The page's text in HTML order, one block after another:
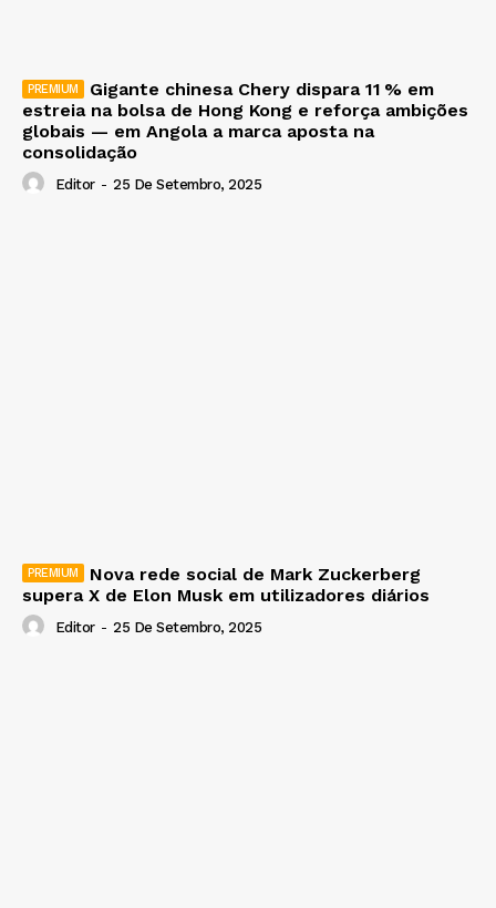
Gigante chinesa Chery dispara 11 % em
estreia na bolsa de Hong Kong e reforça ambições
globais — em Angola a marca aposta na
consolidação
Editor - 25 De Setembro, 2025
Nova rede social de Mark Zuckerberg
supera X de Elon Musk em utilizadores diários
Editor - 25 De Setembro, 2025